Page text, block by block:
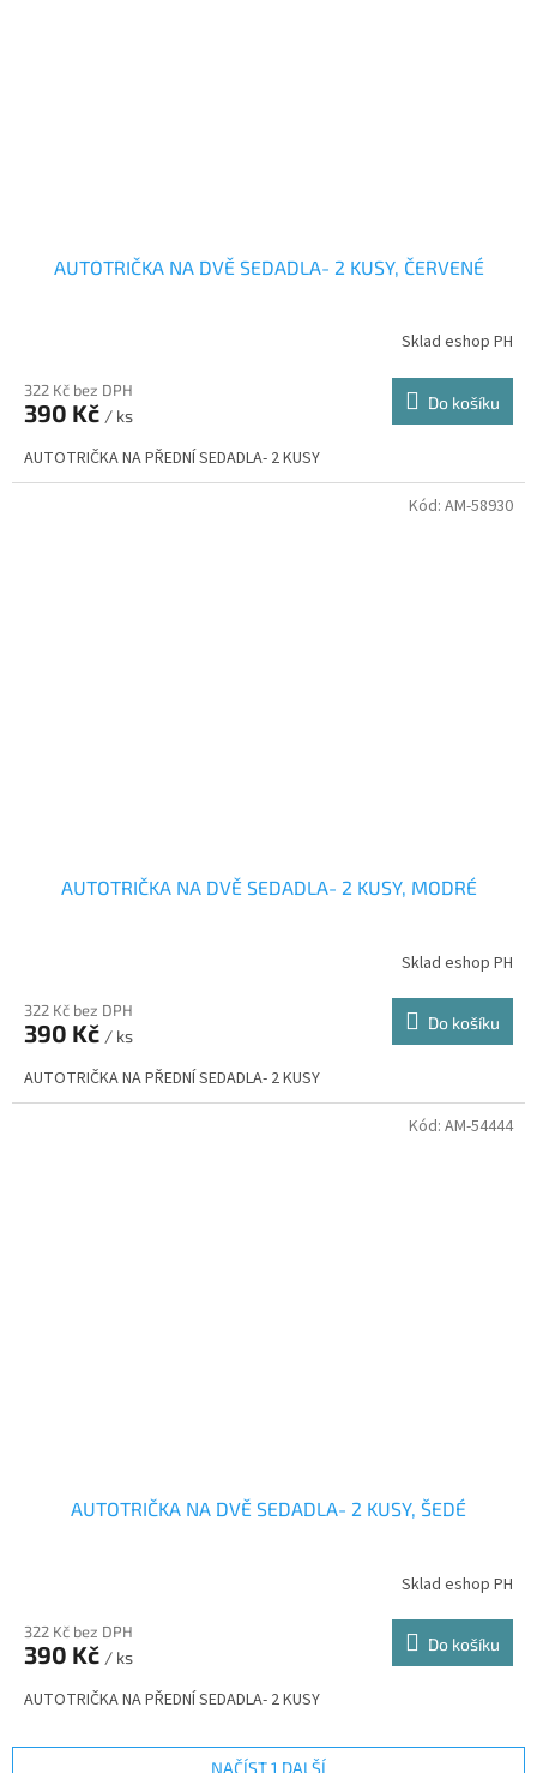
AUTOTRIČKA NA DVĚ SEDADLA- 2 KUSY, ČERVENÉ
Sklad eshop PH
322 Kč bez DPH
390 Kč / ks
Do košíku
AUTOTRIČKA NA PŘEDNÍ SEDADLA- 2 KUSY
AUTOTRIČKA NA DVĚ SEDADLA- 2 KUSY, MODRÉ
Sklad eshop PH
322 Kč bez DPH
390 Kč / ks
Do košíku
AUTOTRIČKA NA PŘEDNÍ SEDADLA- 2 KUSY
Kód: AM-58930
AUTOTRIČKA NA DVĚ SEDADLA- 2 KUSY, ŠEDÉ
Sklad eshop PH
322 Kč bez DPH
390 Kč / ks
Do košíku
AUTOTRIČKA NA PŘEDNÍ SEDADLA- 2 KUSY
Kód: AM-54444
NAČÍST 1 DALŠÍ